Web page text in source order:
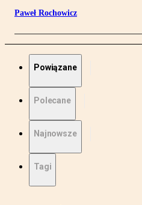
Paweł Rochowicz
Powiązane
Polecane
Najnowsze
Tagi